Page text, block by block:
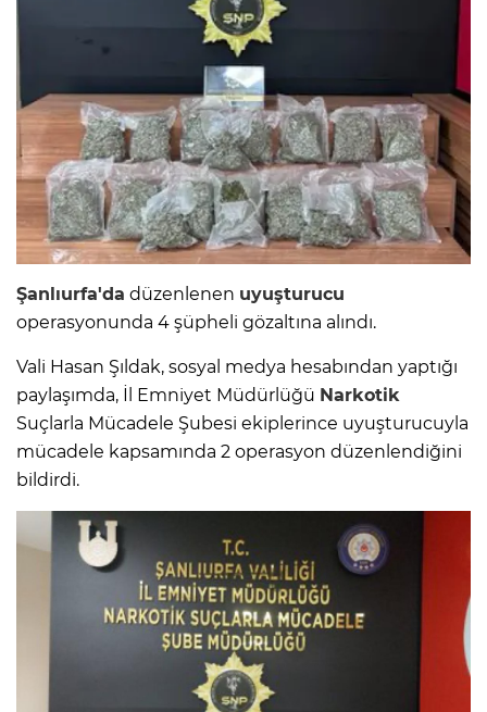
Şanlıurfa'da düzenlenen uyuşturucu
operasyonunda 4 şüpheli gözaltına alındı.
Vali Hasan Şıldak, sosyal medya hesabından yaptığı
paylaşımda, İl Emniyet Müdürlüğü Narkotik
Suçlarla Mücadele Şubesi ekiplerince uyuşturucuyla
mücadele kapsamında 2 operasyon düzenlendiğini
bildirdi.